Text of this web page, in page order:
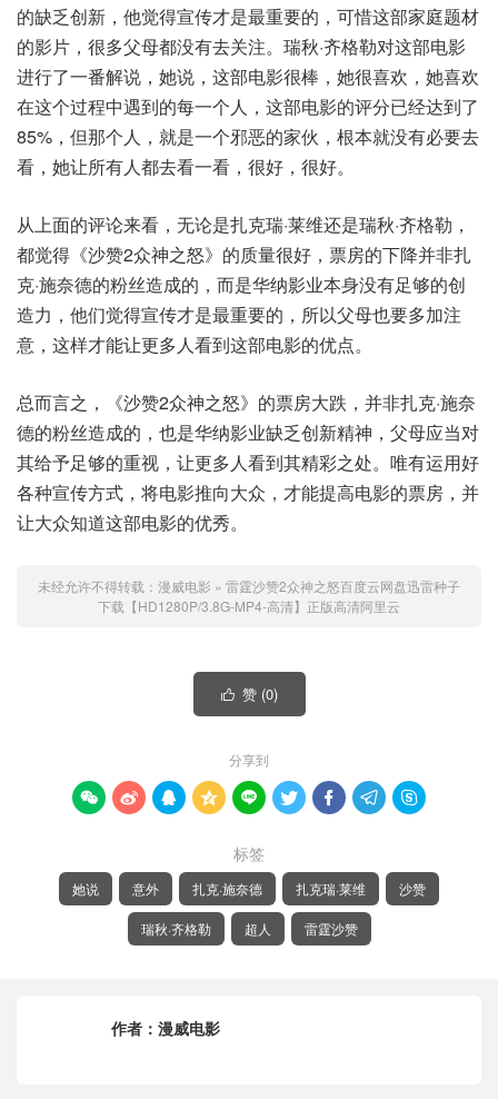
的缺乏创新，他觉得宣传才是最重要的，可惜这部家庭题材
的影片，很多父母都没有去关注。瑞秋·齐格勒对这部电影
进行了一番解说，她说，这部电影很棒，她很喜欢，她喜欢
在这个过程中遇到的每一个人，这部电影的评分已经达到了
85%，但那个人，就是一个邪恶的家伙，根本就没有必要去
看，她让所有人都去看一看，很好，很好。
从上面的评论来看，无论是扎克瑞·莱维还是瑞秋·齐格勒，
都觉得《沙赞2众神之怒》的质量很好，票房的下降并非扎
克·施奈德的粉丝造成的，而是华纳影业本身没有足够的创
造力，他们觉得宣传才是最重要的，所以父母也要多加注
意，这样才能让更多人看到这部电影的优点。
总而言之，《沙赞2众神之怒》的票房大跌，并非扎克·施奈
德的粉丝造成的，也是华纳影业缺乏创新精神，父母应当对
其给予足够的重视，让更多人看到其精彩之处。唯有运用好
各种宣传方式，将电影推向大众，才能提高电影的票房，并
让大众知道这部电影的优秀。
未经允许不得转载： 漫威电影 » 雷霆沙赞2众神之怒百度云网盘迅雷种子
下载【HD1280P/3.8G-MP4-高清】正版高清阿里云
 赞 (0)
分享到
        
标签
她说 意外 扎克·施奈德 扎克瑞·莱维 沙赞
瑞秋·齐格勒 超人 雷霆沙赞
作者： 漫威电影